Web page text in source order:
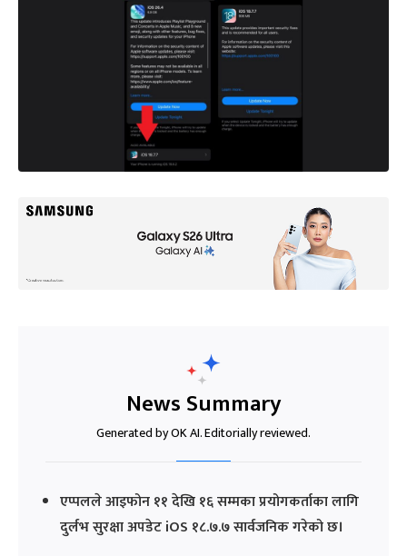
News Summary
Generated by OK AI. Editorially reviewed.
एप्पलले आइफोन ११ देखि १६ सम्मका प्रयोगकर्ताका लागि
दुर्लभ सुरक्षा अपडेट iOS १८.७.७ सार्वजनिक गरेको छ।